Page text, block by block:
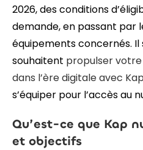
2026, des conditions
demande, en passant par
équipements concernés. Il
souhaitent propulser
dans l’ère digitale avec
s’équiper pour l’accès au
Qu’est-ce que Kap
et objectifs